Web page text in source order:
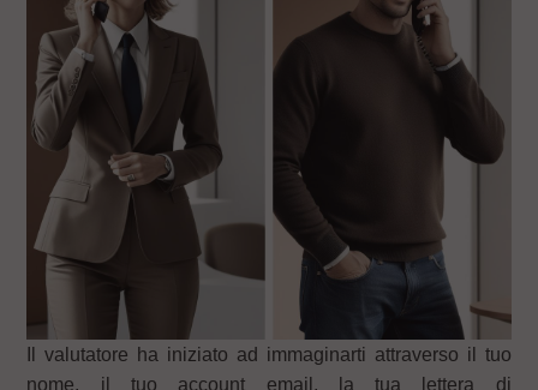
Il valutatore ha iniziato ad immaginarti attraverso il tuo
nome, il tuo account email, la tua lettera di